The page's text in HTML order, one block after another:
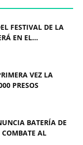
FESTIVAL DE LA
EN EL...
VEZ LA
PRESOS
BATERÍA DE
COMBATE AL